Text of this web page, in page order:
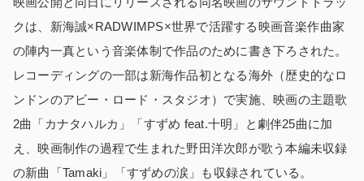
クは、新海誠×RADWIMPS×世界で活躍する映画音楽作曲家
の陣内一真という音楽体制で作品のために書き下ろされた。
レコーディングの一部は新海作品初となる海外（歴史的なロ
ンドンのアビー・ロード・スタジオ）で実施、映画の主題歌
2曲「カナタハルカ」「すずめ feat.十明」と劇伴25曲に加
え、映画制作の過程で生まれた野田洋次郎が歌う本編未収録
の新曲「Tamaki」「すずめの涙」も収録されている。